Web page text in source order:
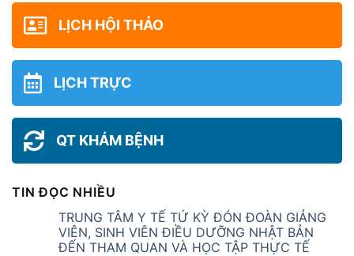
LỊCH HỘI THẢO
LỊCH TRỰC
QT KHÁM BỆNH
TIN ĐỌC NHIỀU
TRUNG TÂM Y TẾ TỨ KỲ ĐÓN ĐOÀN GIẢNG
VIÊN, SINH VIÊN ĐIỀU DƯỠNG NHẬT BẢN
ĐẾN THAM QUAN VÀ HỌC TẬP THỰC TẾ